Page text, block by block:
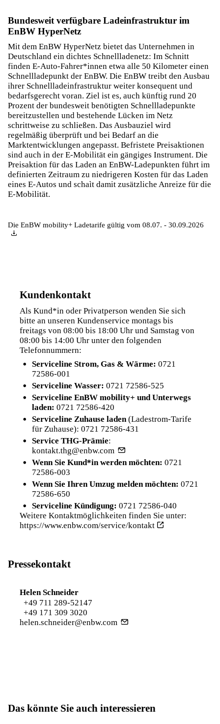
Bundesweit verfügbare Ladeinfrastruktur im
EnBW HyperNetz
Mit dem EnBW HyperNetz bietet das Unternehmen in
Deutschland ein dichtes Schnellladenetz: Im Schnitt
finden E-Auto-Fahrer*innen etwa alle 50 Kilometer einen
Schnellladepunkt der EnBW. Die EnBW treibt den Ausbau
ihrer Schnellladeinfrastruktur weiter konsequent und
bedarfsgerecht voran. Ziel ist es, auch künftig rund 20
Prozent der bundesweit benötigten Schnellladepunkte
bereitzustellen und bestehende Lücken im Netz
schrittweise zu schließen. Das Ausbauziel wird
regelmäßig überprüft und bei Bedarf an die
Marktentwicklungen angepasst. Befristete Preisaktionen
sind auch in der E-Mobilität ein gängiges Instrument. Die
Preisaktion für das Laden an EnBW-Ladepunkten führt im
definierten Zeitraum zu niedrigeren Kosten für das Laden
eines E-Autos und schaìt damit zusätzliche Anreize für die
E-Mobilität.
Die EnBW mobility+ Ladetarife gültig vom 08.07. - 30.09.2026
Kundenkontakt
Als Kund*in oder Privatperson wenden Sie sich
bitte an unseren Kundenservice montags bis
freitags von 08:00 bis 18:00 Uhr und Samstag von
08:00 bis 14:00 Uhr unter den folgenden
Telefonnummern:
Serviceline Strom, Gas & Wärme: 0721
72586-001
Serviceline Wasser: 0721 72586-525
Serviceline EnBW mobility+ und Unterwegs
laden: 0721 72586-420
Serviceline Zuhause laden(Ladestrom-Tarife
für Zuhause): 0721 72586-431
Service THG-Prämie:
kontakt.thg@enbw.com
Wenn Sie Kund*in werden möchten: 0721
72586-003
Wenn Sie Ihren Umzug melden möchten: 0721
72586-650
Serviceline Kündigung: 0721 72586-040
Weitere Kontaktmöglichkeiten finden Sie unter:
https://www.enbw.com/service/kontakt
Pressekontakt
Helen Schneider
+49 711 289-52147
+49 171 309 3020
helen.schneider@enbw.com
Das könnte Sie auch interessieren